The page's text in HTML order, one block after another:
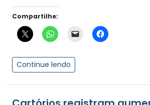
Compartilhe:
Continue lendo